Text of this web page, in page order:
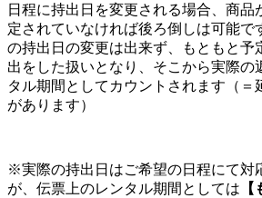
日程に持出日を変更される場合、商品
定されていなければ後ろ倒しは可能で
の持出日の変更は出来ず、もともと予
出をした扱いとなり、そこから実際の
タル期間としてカウントされます（＝
があります）
※実際の持出日はご希望の日程にて対
が、伝票上のレンタル期間としては